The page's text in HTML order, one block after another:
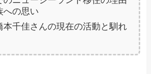
への思い
本千佳さんの現在の活動と馴れ